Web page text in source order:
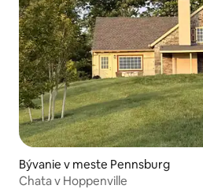
Bývanie v meste Pennsburg
Chata v Hoppenville